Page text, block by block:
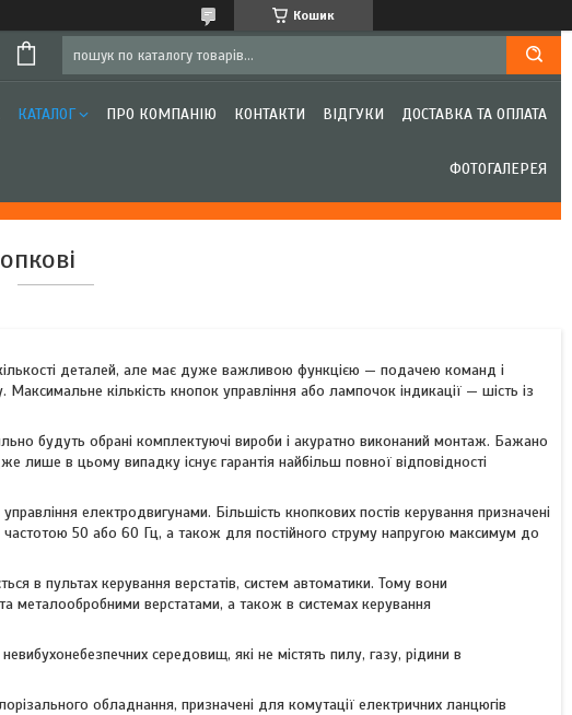
Кошик
КАТАЛОГ ПРО КОМПАНІЮ КОНТАКТИ ВІДГУКИ ДОСТАВКА ТА ОПЛАТА
ФОТОГАЛЕРЕЯ
деталей, але має дуже важливою функцією — подачею команд і
кількість кнопок управління або лампочок індикації — шість із
будуть обрані комплектуючі вироби і акуратно виконаний монтаж. Бажано
лише в цьому випадку існує гарантія найбільш повної відповідності
електродвигунами. Більшість кнопкових постів керування призначені
50 або 60 Гц, а також для постійного струму напругою максимум до
в пультах керування верстатів, систем автоматики. Тому вони
металообробними верстатами, а також в системах керування
середовищ, які не містять пилу, газу, рідини в
обладнання, призначені для комутації електричних ланцюгів